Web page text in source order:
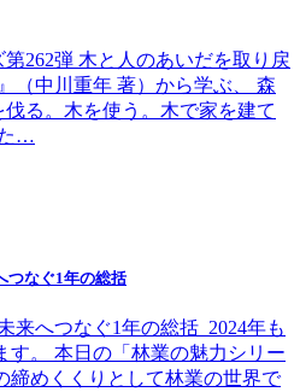
262弾 木と人のあいだを取り戻
（中川重年 著）から学ぶ、 森
る。木を使う。木で家を建て
…
つなぐ1年の総括
来へつなぐ1年の総括 2024年も
す。 本日の「林業の魅力シリー
締めくくりとして林業の世界で